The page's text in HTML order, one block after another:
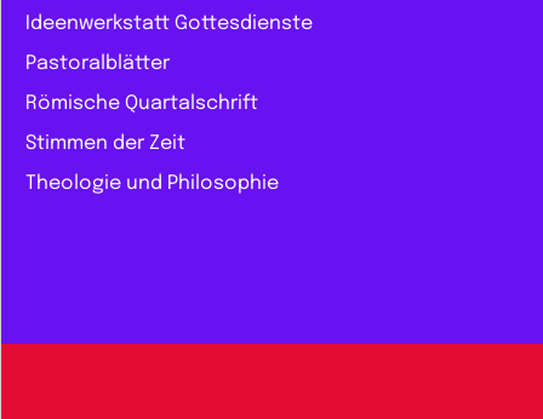
Ideenwerkstatt Gottesdienste
Pastoralblätter
Römische Quartalschrift
Stimmen der Zeit
Theologie und Philosophie